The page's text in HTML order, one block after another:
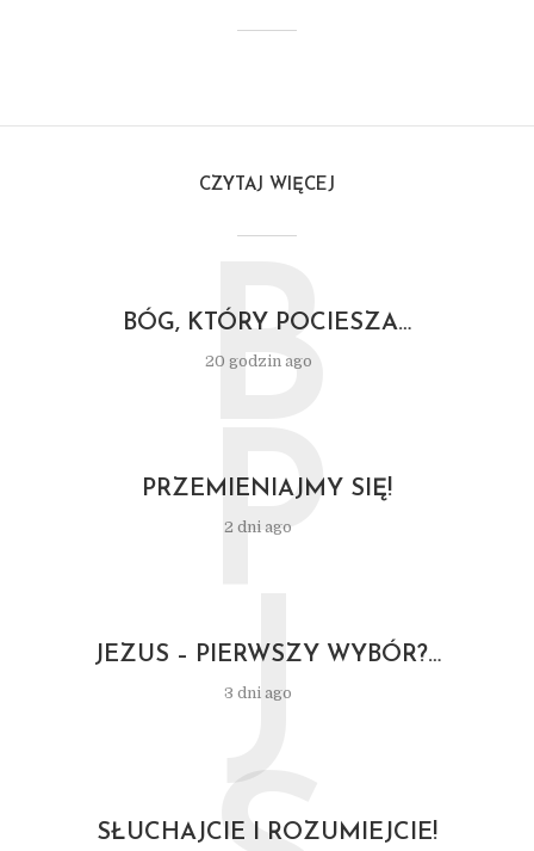
CZYTAJ WIĘCEJ
BÓG, KTÓRY POCIESZA…
20 godzin ago
B
PRZEMIENIAJMY SIĘ!
2 dni ago
P
JEZUS – PIERWSZY WYBÓR?…
3 dni ago
J
SŁUCHAJCIE I ROZUMIEJCIE!